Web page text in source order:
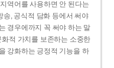
역어를 사용하면 안 된다는
송, 공식적 담화 등에서 써야
경우에까지 꼭 써야 하는 말
적 가치를 보존하는 소중한
강화하는 긍정적 기능을 하